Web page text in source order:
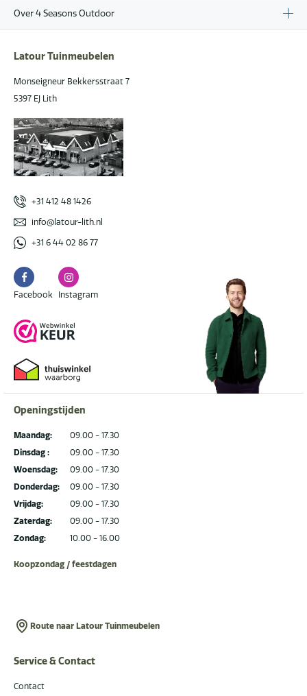
Over 4 Seasons Outdoor
Latour Tuinmeubelen
Monseigneur Bekkersstraat 7
5397 EJ Lith
+31 412 48 1426
info@latour-lith.nl
+31 6 44 02 86 77
Facebook
Facebook
Instagram
Instagram
Openingstijden
Maandag:
Dinsdag :
Woensdag:
Donderdag:
Vrijdag:
Zaterdag:
Zondag:
09.00 - 17.30
09.00 - 17.30
09.00 - 17.30
09.00 - 17.30
09.00 - 17.30
09.00 - 17.30
10.00 - 16.00
Koopzondag / feestdagen
Route naar Latour Tuinmeubelen
Service & Contact
Contact